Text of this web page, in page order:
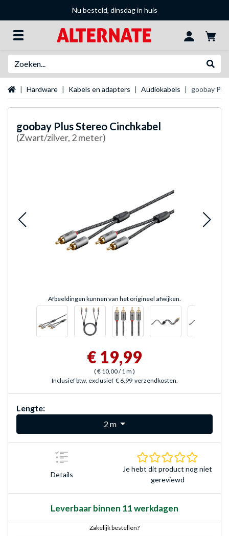
Nu besteld, dinsdag in huis
Startpagina
Hardware Kabels en adapters Audiokabels goobay
goobay Plus Stereo Cinchkabel
(Zwart/zilver, 2 meter)
Afbeeldingen kunnen van het origineel afwijken.
€ 19,99
(€ 10,00/ 1 m )
Inclusief btw, exclusief € 6,99 verzendkosten.
Lengte:
2 m
Details
Je hebt dit product nog niet
gereviewd
Leverbaar binnen 11 werkdagen
Zakelijk bestellen?